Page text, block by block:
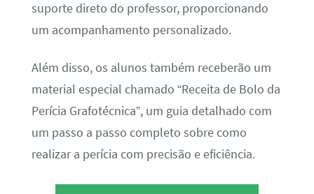
suporte direto do professor, proporcionando
um acompanhamento personalizado.
Além disso, os alunos também receberão um
material especial chamado “Receita de Bolo da
Perícia Grafotécnica”, um guia detalhado com
um passo a passo completo sobre como
realizar a perícia com precisão e eficiência.